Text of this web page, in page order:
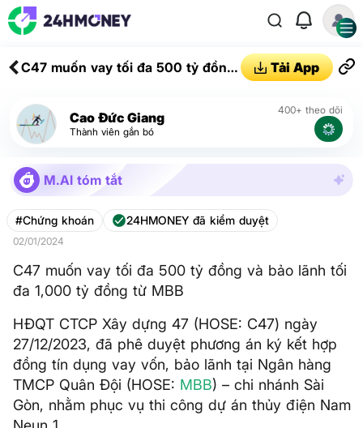
C47 muốn vay tối đa 500 tỷ đồng
từ MBB
Tải App
Cao Đức Giang
Thành viên gắn bó
400+ theo dõi
M.AI tóm tắt
#Chứng khoán 24HMONEY đã kiểm duyệt
02/01/2024
C47 muốn vay tối đa 500 tỷ đồng và bảo lãnh tối
đa 1,000 tỷ đồng từ MBB
HĐQT CTCP Xây dựng 47 (HOSE: C47) ngày
27/12/2023, đã phê duyệt phương án ký kết hợp
đồng tín dụng vay vốn, bảo lãnh tại Ngân hàng
TMCP Quân Đội (HOSE: MBB) – chi nhánh Sài
Gòn, nhằm phục vụ thi công dự án thủy điện Nam